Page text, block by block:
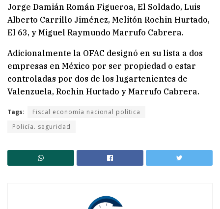
Jorge Damián Román Figueroa, El Soldado, Luis
Alberto Carrillo Jiménez, Melitón Rochin Hurtado,
El 63, y Miguel Raymundo Marrufo Cabrera.
Adicionalmente la OFAC designó en su lista a dos
empresas en México por ser propiedad o estar
controladas por dos de los lugartenientes de
Valenzuela, Rochin Hurtado y Marrufo Cabrera.
Tags:
Fiscal economía nacional política
Policía. seguridad